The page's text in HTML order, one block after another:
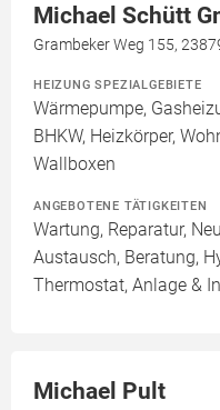
Michael Schütt
Grambeker Weg 155,
HEIZUNG SPEZIALGEBIETE
Wärmepumpe,
BHKW, Heizkörper,
Wallboxen
ANGEBOTENE TÄTIGKEITEN
Wartung, Reparatur,
Austausch, Beratung,
Thermostat, Anlage &
Michael Pult